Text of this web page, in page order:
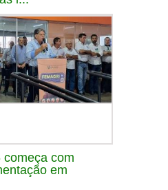
começa com
em